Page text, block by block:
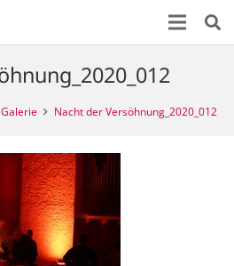
Galerie Nacht der Versöhnung_2020_012